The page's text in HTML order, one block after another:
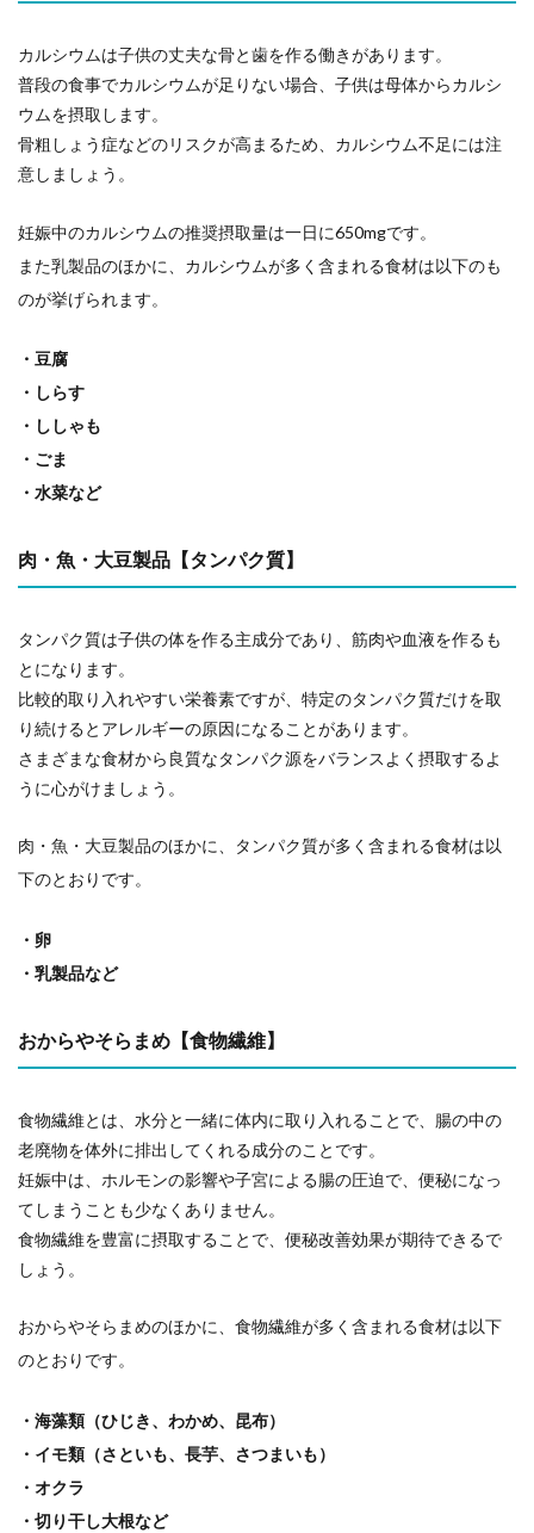
カルシウムは子供の丈夫な骨と歯を作る働きがあります。
普段の食事でカルシウムが足りない場合、子供は母体からカルシ
ウムを摂取します。
骨粗しょう症などのリスクが高まるため、カルシウム不足には注
意しましょう。
妊娠中のカルシウムの推奨摂取量は一日に650mgです。
また乳製品のほかに、カルシウムが多く含まれる食材は以下のも
のが挙げられます。
・豆腐
・しらす
・ししゃも
・ごま
・水菜など
肉・魚・大豆製品【タンパク質】
タンパク質は子供の体を作る主成分であり、筋肉や血液を作るも
とになります。
比較的取り入れやすい栄養素ですが、特定のタンパク質だけを取
り続けるとアレルギーの原因になることがあります。
さまざまな食材から良質なタンパク源をバランスよく摂取するよ
うに心がけましょう。
肉・魚・大豆製品のほかに、タンパク質が多く含まれる食材は以
下のとおりです。
・卵
・乳製品など
おからやそらまめ【食物繊維】
食物繊維とは、水分と一緒に体内に取り入れることで、腸の中の
老廃物を体外に排出してくれる成分のことです。
妊娠中は、ホルモンの影響や子宮による腸の圧迫で、便秘になっ
てしまうことも少なくありません。
食物繊維を豊富に摂取することで、便秘改善効果が期待できるで
しょう。
おからやそらまめのほかに、食物繊維が多く含まれる食材は以下
のとおりです。
・海藻類（ひじき、わかめ、昆布）
・イモ類（さといも、長芋、さつまいも）
・オクラ
・切り干し大根など